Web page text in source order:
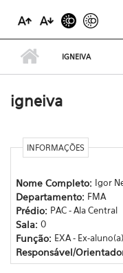
IGNEIVA
igneiva
INFORMAÇÕES
Nome Completo: Igor
Departamento: FMA
Prédio: PAC - Ala Central
Sala: 0
Função: EXA - Ex-aluno(a)
Responsável/